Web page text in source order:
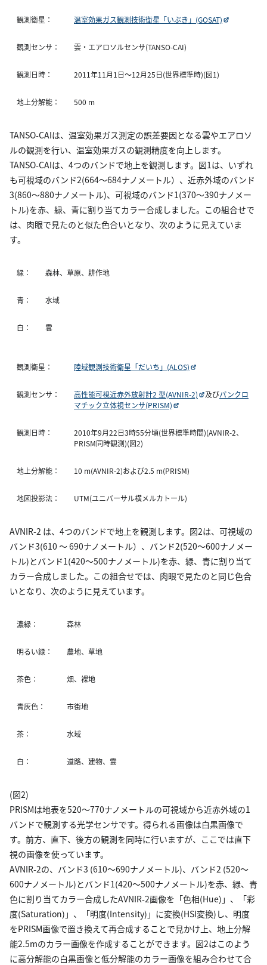
観測衛星： 温室効果ガス観測技術衛星「いぶき」(GOSAT)
観測センサ： 雲・エアロソルセンサ(TANSO-CAI)
観測日時： 2011年11月1日〜12月25日(世界標準時)(図1)
地上分解能： 500 m
TANSO-CAIは、温室効果ガス測定の誤差要因となる雲やエアロソ
ルの観測を行い、温室効果ガスの観測精度を向上します。
TANSO-CAIは、4つのバンドで地上を観測します。図1は、いずれ
も可視域のバンド2(664〜684ナノメートル）、近赤外域のバンド
3(860〜880ナノメートル)、可視域のバンド1(370〜390ナノメー
トル)を赤、緑、青に割り当てカラー合成しました。この組合せで
は、肉眼で見たのと似た色合いとなり、次のように見えていま
す。
緑： 森林、草原、耕作地
青： 水域
白： 雲
観測衛星： 陸域観測技術衛星「だいち」(ALOS)
観測センサ： 高性能可視近赤外放射計2 型(AVNIR-2) 及びパンクロ
マチック立体視センサ(PRISM)
観測日時：
2010年9月22日3時55分頃(世界標準時間)(AVNIR-2、
PRISM同時観測)(図2)
地上分解能： 10 m(AVNIR-2)および2.5 m(PRISM)
地図投影法： UTM(ユニバーサル横メルカトール)
AVNIR-2 は、4つのバンドで地上を観測します。図2は、可視域の
バンド3(610 〜 690ナノメートル）、バンド2(520〜600ナノメー
トル)とバンド1(420〜500ナノメートル)を赤、緑、青に割り当て
カラー合成しました。この組合せでは、肉眼で見たのと同じ色合
いとなり、次のように見えています。
濃緑： 森林
明るい緑： 農地、草地
茶色： 畑、裸地
青灰色： 市街地
茶： 水域
白： 道路、建物、雲
(図2)
PRISMは地表を520〜770ナノメートルの可視域から近赤外域の1
バンドで観測する光学センサです。得られる画像は白黒画像で
す。前方、直下、後方の観測を同時に行いますが、ここでは直下
視の画像を使っています。
AVNIR-2の、バンド3 (610〜690ナノメートル)、バンド2 (520〜
600ナノメートル)とバンド1(420〜500ナノメートル)を赤、緑、青
色に割り当てカラー合成したAVNIR-2画像を「色相(Hue)」、「彩
度(Saturation)」、「明度(Intensity)」に変換(HSI変換)し、明度
をPRISM画像で置き換えて再合成することで見かけ上、地上分解
能2.5mのカラー画像を作成することができます。図2はこのよう
に高分解能の白黒画像と低分解能のカラー画像を組み合わせて合